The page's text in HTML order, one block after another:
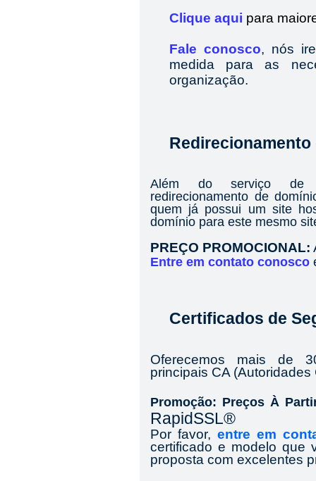
Clique aqui para
Fale conosco, nós
medida para as
organização.
Redirecionamento
Além do serviço de
redirecionamento de
quem já possui um site
domínio para este mesmo
PREÇO PROMOCIONAL:
Entre em contato conosco
Certificados de
Oferecemos mais de
principais CA (Autoridades
Promoção: Preços À
RapidSSL®
Por favor,entre em
certificado e modelo que
proposta com excelentes